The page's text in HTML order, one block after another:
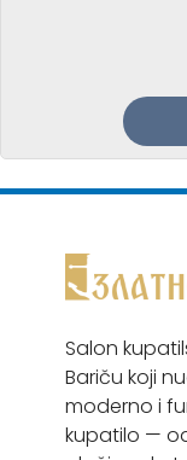
Salon
Bariču koji
moderno i
kupatilo —